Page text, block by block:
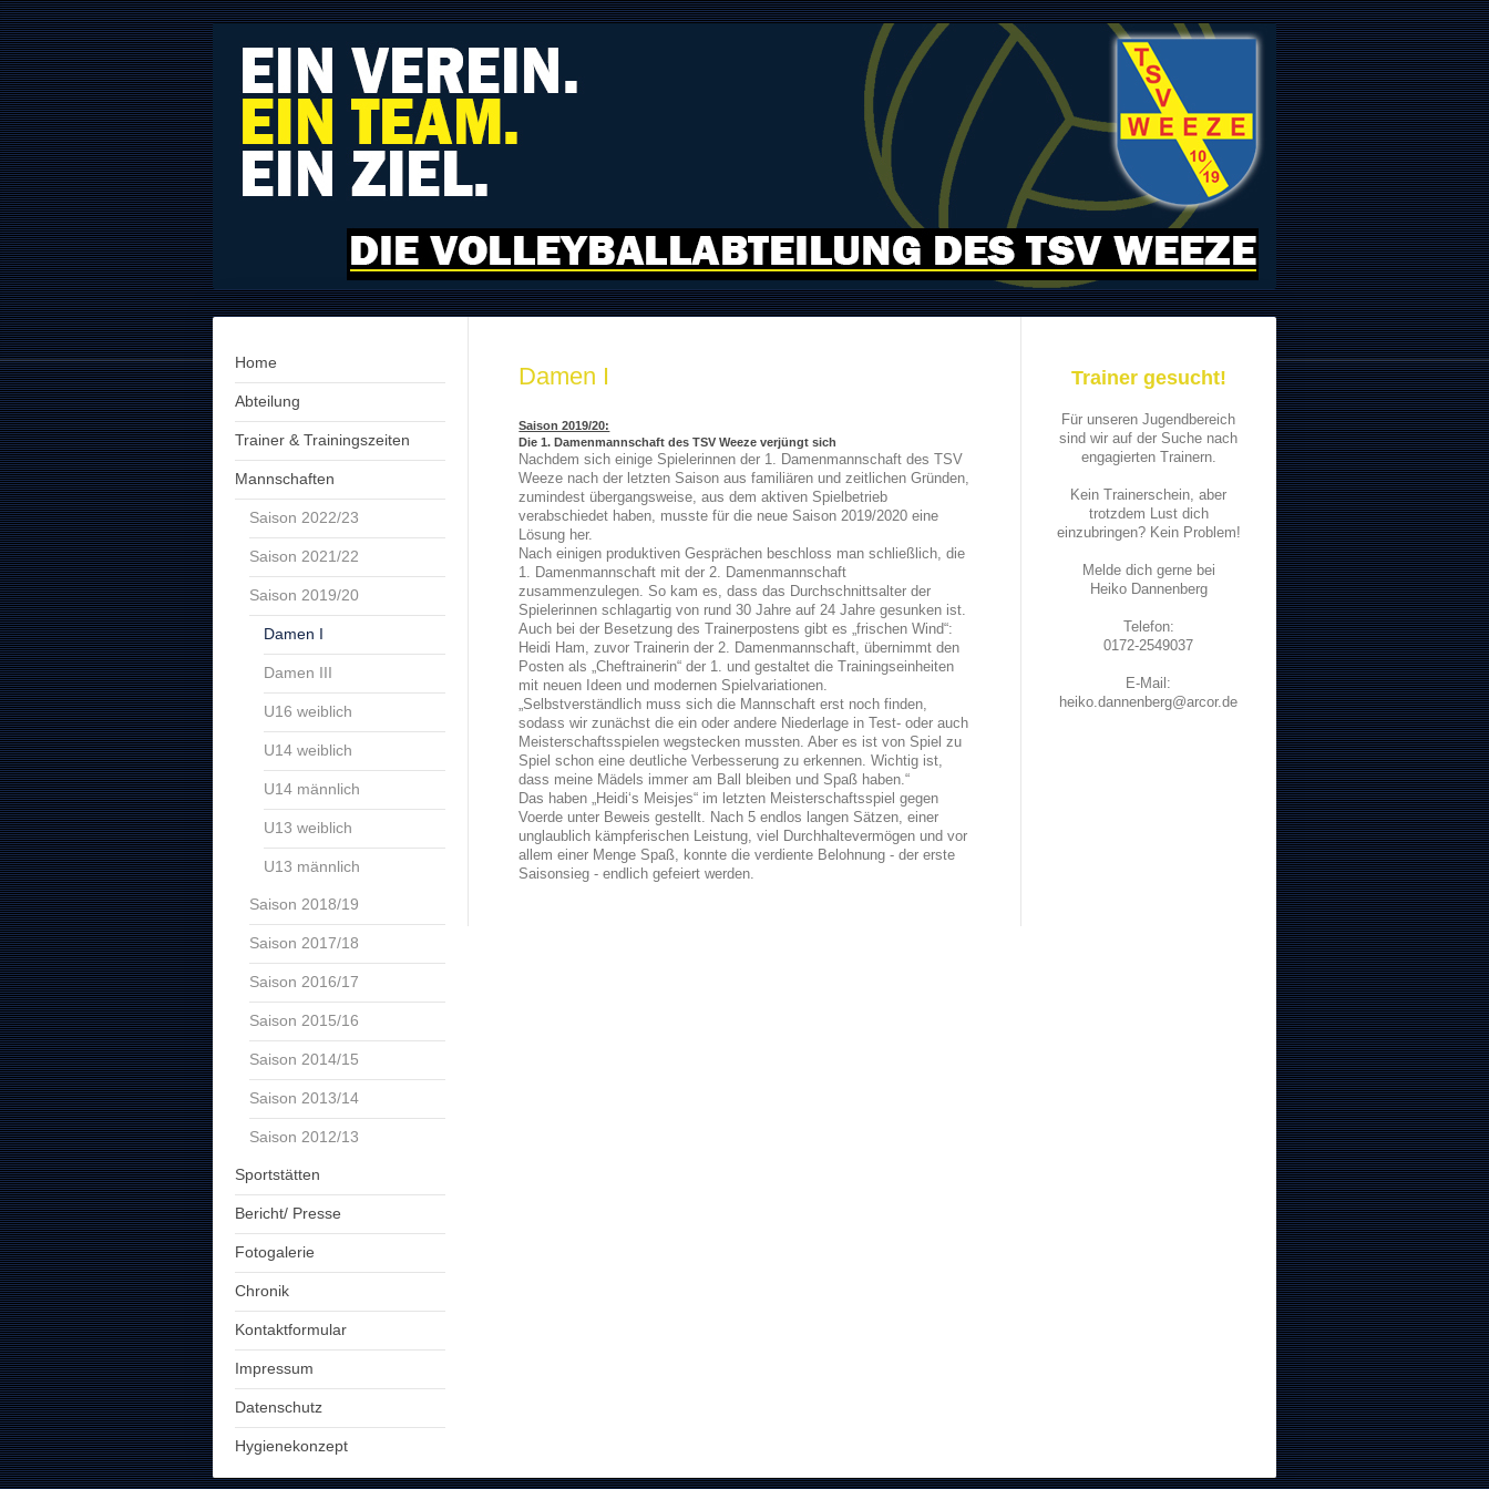
Home
Abteilung
Trainer & Trainingszeiten
Mannschaften
Saison 2022/23
Saison 2021/22
Saison 2019/20
Damen I
Damen III
U16 weiblich
U14 weiblich
U14 männlich
U13 weiblich
U13 männlich
Saison 2018/19
Saison 2017/18
Saison 2016/17
Saison 2015/16
Saison 2014/15
Saison 2013/14
Saison 2012/13
Sportstätten
Bericht/ Presse
Fotogalerie
Chronik
Kontaktformular
Impressum
Datenschutz
Hygienekonzept
Damen I
Saison 2019/20:
Die 1. Damenmannschaft des TSV Weeze verjüngt sich
Nachdem sich einige Spielerinnen der 1. Damenmannschaft des TSV
Weeze nach der letzten Saison aus familiären und zeitlichen Gründen,
zumindest übergangsweise, aus dem aktiven Spielbetrieb
verabschiedet haben, musste für die neue Saison 2019/2020 eine
Lösung her.
Nach einigen produktiven Gesprächen beschloss man schließlich, die
1. Damenmannschaft mit der 2. Damenmannschaft
zusammenzulegen. So kam es, dass das Durchschnittsalter der
Spielerinnen schlagartig von rund 30 Jahre auf 24 Jahre gesunken ist.
Auch bei der Besetzung des Trainerpostens gibt es „frischen Wind“:
Heidi Ham, zuvor Trainerin der 2. Damenmannschaft, übernimmt den
Posten als „Cheftrainerin“ der 1. und gestaltet die Trainingseinheiten
mit neuen Ideen und modernen Spielvariationen.
„Selbstverständlich muss sich die Mannschaft erst noch finden,
sodass wir zunächst die ein oder andere Niederlage in Test- oder auch
Meisterschaftsspielen wegstecken mussten. Aber es ist von Spiel zu
Spiel schon eine deutliche Verbesserung zu erkennen. Wichtig ist,
dass meine Mädels immer am Ball bleiben und Spaß haben.“
Das haben „Heidi‘s Meisjes“ im letzten Meisterschaftsspiel gegen
Voerde unter Beweis gestellt. Nach 5 endlos langen Sätzen, einer
unglaublich kämpferischen Leistung, viel Durchhaltevermögen und vor
allem einer Menge Spaß, konnte die verdiente Belohnung - der erste
Saisonsieg - endlich gefeiertwerden.
Trainer gesucht!
Für unseren Jugendbereich
sind wir auf der Suche nach
engagierten Trainern.
Kein Trainerschein, aber
trotzdem Lust dich
einzubringen? Kein Problem!
Melde dich gerne bei
Heiko Dannenberg
Telefon:
0172-2549037
E-Mail:
heiko.dannenberg@arcor.de